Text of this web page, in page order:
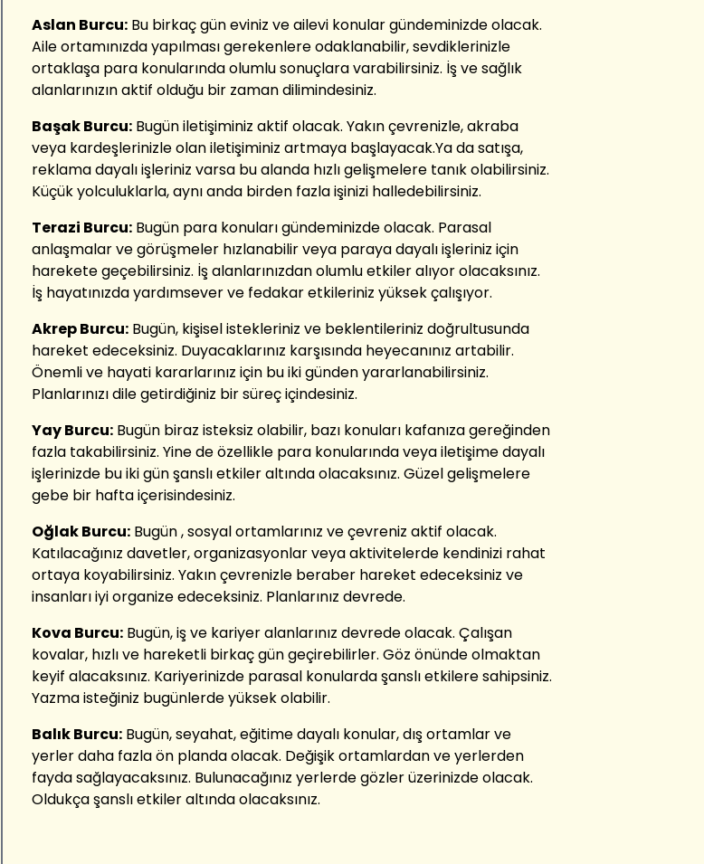
Aslan Burcu: Bu birkaç gün eviniz ve ailevi konular gündeminizde olacak.
Aile ortamınızda yapılması gerekenlere odaklanabilir, sevdiklerinizle
ortaklaşa para konularında olumlu sonuçlara varabilirsiniz. İş ve sağlık
alanlarınızın aktif olduğu bir zaman dilimindesiniz.
Başak Burcu: Bugün iletişiminiz aktif olacak. Yakın çevrenizle, akraba
veya kardeşlerinizle olan iletişiminiz artmaya başlayacak.Ya da satışa,
reklama dayalı işleriniz varsa bu alanda hızlı gelişmelere tanık olabilirsiniz.
Küçük yolculuklarla, aynı anda birden fazla işinizi halledebilirsiniz.
Terazi Burcu: Bugün para konuları gündeminizde olacak. Parasal
anlaşmalar ve görüşmeler hızlanabilir veya paraya dayalı işleriniz için
harekete geçebilirsiniz. İş alanlarınızdan olumlu etkiler alıyor olacaksınız.
İş hayatınızda yardımsever ve fedakar etkileriniz yüksek çalışıyor.
Akrep Burcu: Bugün, kişisel istekleriniz ve beklentileriniz doğrultusunda
hareket edeceksiniz. Duyacaklarınız karşısında heyecanınız artabilir.
Önemli ve hayati kararlarınız için bu iki günden yararlanabilirsiniz.
Planlarınızı dile getirdiğiniz bir süreç içindesiniz.
Yay Burcu: Bugün biraz isteksiz olabilir, bazı konuları kafanıza gereğinden
fazla takabilirsiniz. Yine de özellikle para konularında veya iletişime dayalı
işlerinizde bu iki gün şanslı etkiler altında olacaksınız. Güzel gelişmelere
gebe bir hafta içerisindesiniz.
Oğlak Burcu: Bugün , sosyal ortamlarınız ve çevreniz aktif olacak.
Katılacağınız davetler, organizasyonlar veya aktivitelerde kendinizi rahat
ortaya koyabilirsiniz. Yakın çevrenizle beraber hareket edeceksiniz ve
insanları iyi organize edeceksiniz. Planlarınız devrede.
Kova Burcu: Bugün, iş ve kariyer alanlarınız devrede olacak. Çalışan
kovalar, hızlı ve hareketli birkaç gün geçirebilirler. Göz önünde olmaktan
keyif alacaksınız. Kariyerinizde parasal konularda şanslı etkilere sahipsiniz.
Yazma isteğiniz bugünlerde yüksek olabilir.
Balık Burcu: Bugün, seyahat, eğitime dayalı konular, dış ortamlar ve
yerler daha fazla ön planda olacak. Değişik ortamlardan ve yerlerden
fayda sağlayacaksınız. Bulunacağınız yerlerde gözler üzerinizde olacak.
Oldukça şanslı etkiler altında olacaksınız.